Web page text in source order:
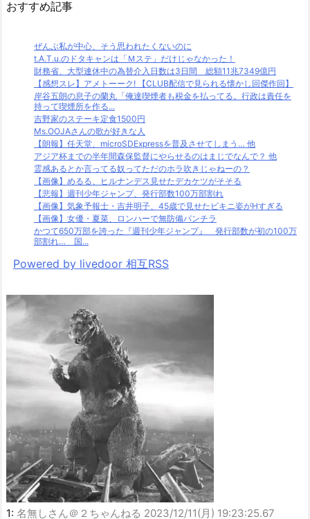
おすすめ記事
ぜんぶ私が中心、そう思われたくないのに
t.A.T.u.のドタキャンは「Ｍステ」だけじゃなかった！
財務省、大型連休中の為替介入日数は3日間 総額11兆7349億円
【感想スレ】アメトーーク! 【CLUB配信で見られる懐かし回傑作回】
岸谷五朗の息子の蘭丸「俺達喫煙者も税金を払ってる。行政は責任を
持って喫煙所を作る...
吉野家のステーキ定食1500円
Ms.OOJAさんの歌が好きな人
【朗報】任天堂、microSDExpressを普及させてしまう… 他
アジア杯までの半年間森保監督にやらせるのはまじでなんで？ 他
霊感あるとか言ってる奴ってただのホラ吹きじゃねーの？
【画像】めるる、ヒルナンデス見せたデカケツがそそる
【悲報】週刊少年ジャンプ、発行部数100万部割れ
【画像】気象予報士・吉井明子、45歳で見せたビキニ姿がHすぎる
【画像】女優・夏菜、ロンハーで無防備パンチラ
かつて650万部を誇った『週刊少年ジャンプ』 発行部数が初の100万
部割れ… 国...
Powered by livedoor 相互RSS
1: 名無しさん＠２ちゃんねる 2023/12/11(月) 19:23:25.67